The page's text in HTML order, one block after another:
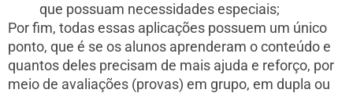
que possuam necessidades especiais;
Por fim, todas essas aplicações possuem um único
ponto, que é se os alunos aprenderam o conteúdo e
quantos deles precisam de mais ajuda e reforço, por
meio de avaliações (provas) em grupo, em dupla ou